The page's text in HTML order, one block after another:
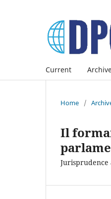
Current
Home /
Il
Jurisprudence